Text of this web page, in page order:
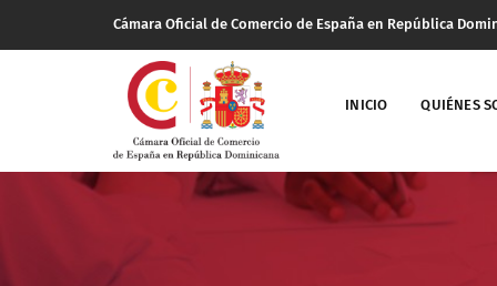
Cámara Oficial de Comercio de España en República
INICIO QUIÉNES